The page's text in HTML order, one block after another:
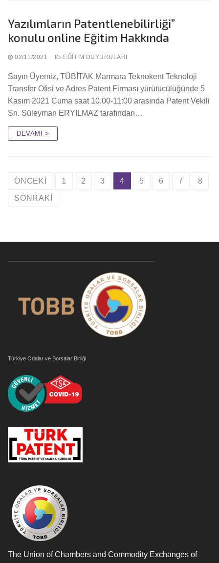
Yazılımların Patentlenebilirliği”
konulu online Eğitim Hakkında
02/11/2021 EĞITIM DUYURULARI
Sayın Üyemiz, TÜBİTAK Marmara Teknokent Teknoloji
Transfer Ofisi ve Adres Patent Firması yürütücülüğünde 5
Kasım 2021 Cuma saat 10.00-11:00 arasında Patent Vekili
Sn. Süleyman ERYILMAZ tarafından…
DEVAMI >
ÖNCEKI 1 2 3 4 5 6 7 8
SONRAKI
Türkiye Odalar ve Borsalar Birliği
The Union of Chambers and Commodity Exchanges of